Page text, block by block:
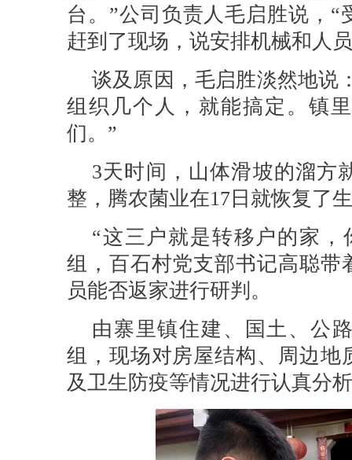
台。”公司负责人毛启胜说，
赶到了现场，说安排机械和人
谈及原因，毛启胜淡然地说
组织几个人，就能搞定。镇
们。”
3天时间，山体滑坡的溜方
整，腾农菌业在17日就恢复了
“这三户就是转移户的家
组，百石村党支部书记高聪带
员能否返家进行研判。
由寨里镇住建、国土、公
组，现场对房屋结构、周边地
及卫生防疫等情况进行认真分